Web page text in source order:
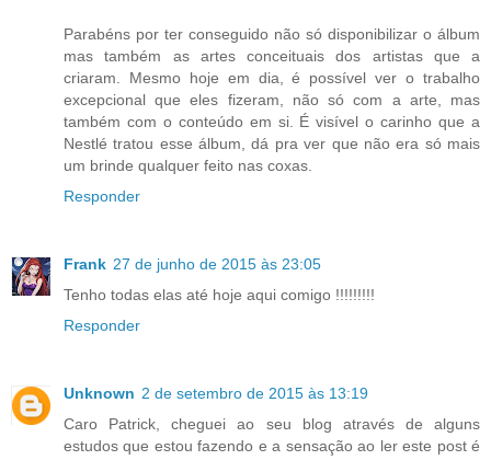
Parabéns por ter conseguido não só disponibilizar o álbum
mas também as artes conceituais dos artistas que a
criaram. Mesmo hoje em dia, é possível ver o trabalho
excepcional que eles fizeram, não só com a arte, mas
também com o conteúdo em si. É visível o carinho que a
Nestlé tratou esse álbum, dá pra ver que não era só mais
um brinde qualquer feito nas coxas.
Responder
Frank 27 de junho de 2015 às 23:05
Tenho todas elas até hoje aqui comigo !!!!!!!!!
Responder
Unknown 2 de setembro de 2015 às 13:19
Caro Patrick, cheguei ao seu blog através de alguns
estudos que estou fazendo e a sensação ao ler este post é